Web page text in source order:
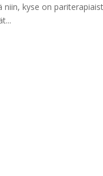
niin, kyse on